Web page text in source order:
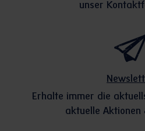
unser
Erhalte immer die
aktuelle Aktionen